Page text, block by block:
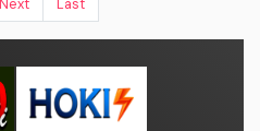
Next Last